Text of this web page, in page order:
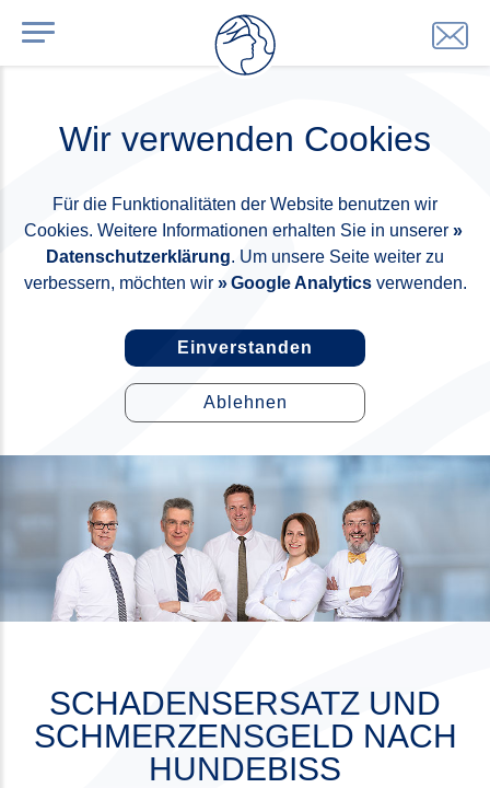
Wir verwenden Cookies
Für die Funktionalitäten der Website benutzen wir
Cookies. Weitere Informationen erhalten Sie in unserer
Datenschutzerklärung. Um unsere Seite weiter zu
verbessern, möchten wir
Google Analyticsverwenden.
Einverstanden
Ablehnen
SCHADENSERSATZ UND
SCHMERZENSGELD NACH
HUNDEBISS